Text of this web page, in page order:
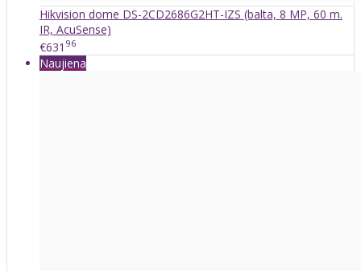
Hikvision dome DS-2CD2686G2HT-IZS (balta, 8 MP, 60 m.
IR, AcuSense)
€631 96
Naujiena